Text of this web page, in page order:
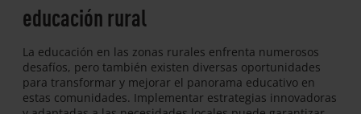
educación rural
La educación en las zonas rurales enfrenta numerosos
desafíos, pero también existen diversas oportunidades
para transformar y mejorar el panorama educativo en
estas comunidades. Implementar estrategias innovadoras